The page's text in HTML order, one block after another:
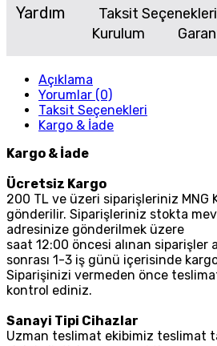
Yardım Taksit Seçenekleri
Kurulum
Açıklama
Yorumlar (0)
Taksit Seçenekleri
Kargo & İade
Kargo & İade
Ücretsiz Kargo
200 TL ve üzeri siparişleriniz MNG
gönderilir. Siparişleriniz stokta
adresinize gönderilmek üzere
saat 12:00 öncesi alınan siparişler
sonrası 1-3 iş günü içerisinde
Siparişinizi vermeden önce
kontrol ediniz.
Sanayi Tipi Cihazlar
Uzman teslimat ekibimiz teslimat